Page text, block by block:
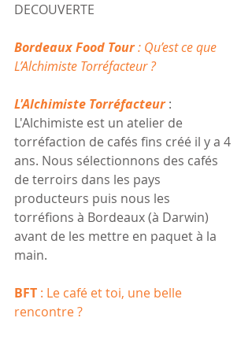
DECOUVERTE
Bordeaux Food Tour : Qu’est ce que
L’Alchimiste Torréfacteur ?
L'Alchimiste Torréfacteur :
L'Alchimiste est un atelier de
torréfaction de cafés fins créé il y a 4
ans. Nous sélectionnons des cafés
de terroirs dans les pays
producteurs puis nous les
torréfions à Bordeaux (à Darwin)
avant de les mettre en paquet à la
main.
BFT : Le café et toi, une belle
rencontre ?